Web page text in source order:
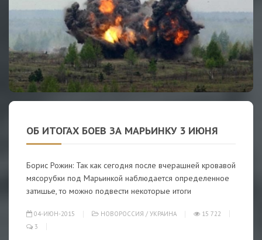
ОБ ИТОГАХ БОЕВ ЗА МАРЬИНКУ 3 ИЮНЯ
Борис Рожин: Так как сегодня после вчерашней кровавой
мясорубки под Марьинкой наблюдается определенное
затишье, то можно подвести некоторые итоги
04-ИЮН-2015 НОВОРОССИЯ / УКРАИНА
15 722
3